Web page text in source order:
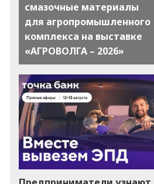
смазочные материалы
для агропромышленного
комплекса на выставке
«АГРОВОЛГА – 2026»